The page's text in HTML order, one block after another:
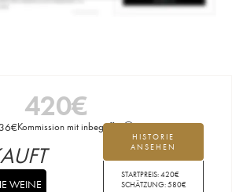
420€
€Kommission mit inbegriffen
HISTORIE
ANSEHEN
STARTPREIS:420€
SCHÄTZUNG:580€
WEINE